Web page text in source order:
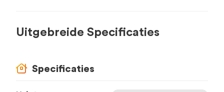
Uitgebreide Specificaties
Specificaties